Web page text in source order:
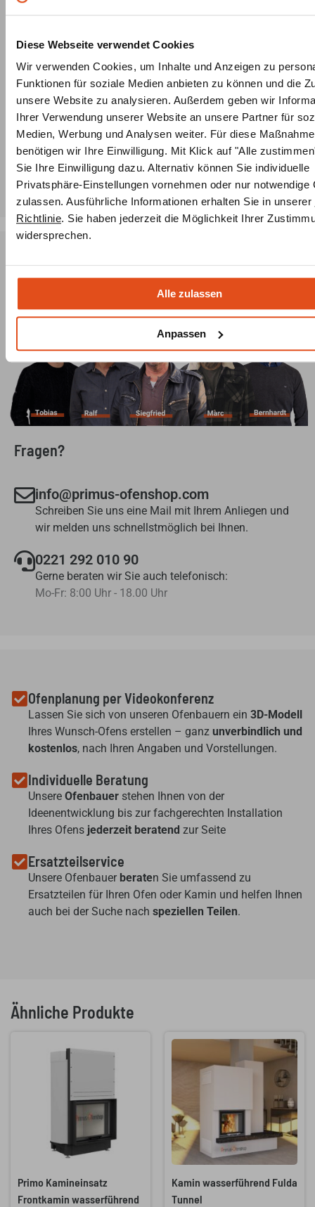
Diese Webseite verwendet Cookies
Wir verwenden Cookies, um Inhalte und Anzeigen zu
Funktionen für soziale Medien anbieten zu können und die
unsere Website zu analysieren. Außerdem geben wir
Ihrer Verwendung unserer Website an unsere Partner für
Medien, Werbung und Analysen weiter. Für diese
benötigen wir Ihre Einwilligung. Mit Klick auf "Alle
Sie Ihre Einwilligung dazu. Alternativ können Sie individuelle
Privatsphäre-Einstellungen vornehmen oder nur notwendige
zulassen. Ausführliche Informationen erhalten Sie in unserer
Richtlinie. Sie haben jederzeit die Möglichkeit Ihrer
widersprechen.
Alle zulassen
Anpassen
Anschluss am vorhandenen Schornstein erstellen
Erstellen Rauchrohrverbindung von Kamineinsatz zu
Schornstein (Rauchrohrset bestellen)
Erstellen Verbrennungsluftanschluss an vorhandenen
Luftkanal oder LAS-Schornstein
Schornsteinberechnung falls erforderlich
Funktionskontrolle
Fachunternehmerbestätigung
Team
Fragen?
info@primus-ofenshop.com
Schreiben Sie uns eine Mail mit Ihrem Anliegen und
wir melden uns schnellstmöglich bei Ihnen.
0221 292 010 90
Gerne beraten wir Sie auch telefonisch:
Mo-Fr: 8:00 Uhr - 18.00 Uhr
Ofenplanung per Videokonferenz
Lassen Sie sich von unseren Ofenbauern ein 3D-Modell
Ihres Wunsch-Ofens erstellen – ganz unverbindlich und
kostenlos, nach Ihren Angaben und Vorstellungen.
Individuelle Beratung
Unsere Ofenbauer stehen Ihnen von der
Ideenentwicklung bis zur fachgerechten Installation
Ihres Ofens jederzeit beratend zur Seite
Ersatzteilservice
Unsere Ofenbauer beraten Sie umfassend zu
Ersatzteilen für Ihren Ofen oder Kamin und helfen Ihnen
auch bei der Suche nach speziellen Teilen.
Ähnliche Produkte
Primo Kamineinsatz
Frontkamin wasserführend
Kamin wasserführend Fulda
Tunnel